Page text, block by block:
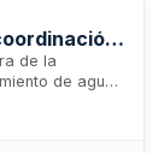
de
y
de la
de agua
Marbella-
la